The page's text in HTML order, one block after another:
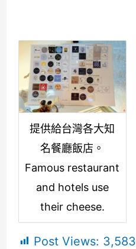
提供給台灣各大知
名餐廳飯店。
Famous restaurant
and hotels use
their cheese.
Post Views: 3,583